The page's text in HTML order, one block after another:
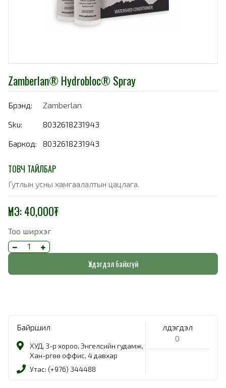
Zamberlan® Hydrobloc® Spray
Брэнд:
Zamberlan
Sku:
8032618231943
Баркод:
8032618231943
ТОВЧ ТАЙЛБАР
Гутлын усны хамгаалалтын цацлага.
ҮНЭ:40,000₮
Тоо ширхэг
Үлдэгдэл байхгүй
Байршил
ХУД, 3-р хороо, Энгелсийн гудамж,
Хан-Өргөө оффис, 4 давхар
Утас: (+976) 344488
Үлдэгдэл
0